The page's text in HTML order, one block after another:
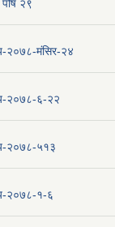
पौष २९
२०७८-मंसिर-२४
२०७८-६-२२
२०७८-५१३
२०७८-१-६